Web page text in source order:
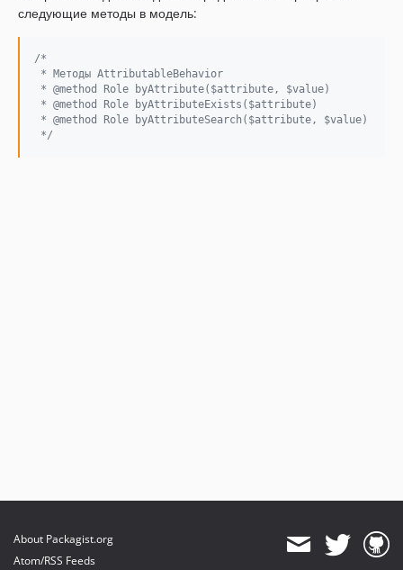
следующие методы в модель:
/*
* Методы AttributableBehavior
* @method Role byAttribute($attribute, $value)
* @method Role byAttributeExists($attribute)
* @method Role byAttributeSearch($attribute, $value)
*/
About Packagist.org
Atom/RSS Feeds